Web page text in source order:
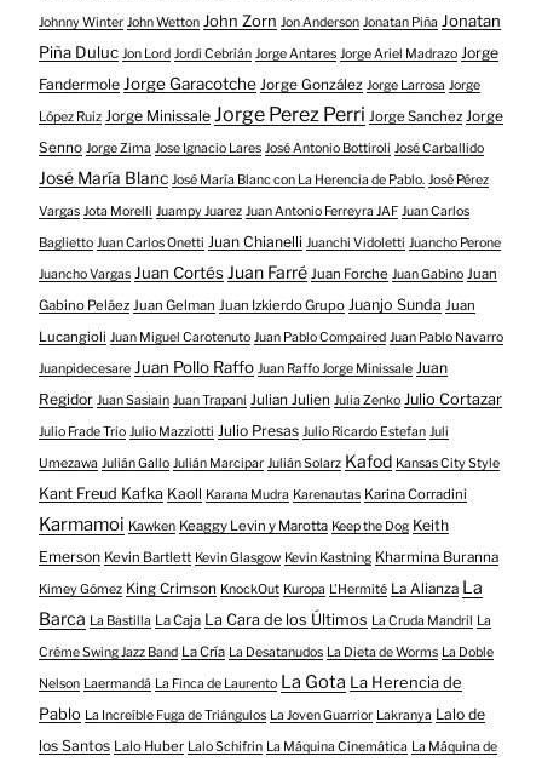
Johnny Winter John Wetton John Zorn Jon Anderson Jonatan Piña Jonatan
Piña Duluc Jon Lord Jordi Cebrián Jorge Antares Jorge Ariel Madrazo Jorge
Fandermole Jorge Garacotche Jorge González Jorge Larrosa Jorge
López Ruiz Jorge Minissale Jorge Perez Perri Jorge Sanchez Jorge
Senno Jorge Zima Jose Ignacio Lares José Antonio Bottiroli José Carballido
José María Blanc José María Blanc con La Herencia de Pablo. José Pérez
Vargas Jota Morelli Juampy Juarez Juan Antonio Ferreyra JAF Juan Carlos
Baglietto Juan Carlos Onetti Juan Chianelli Juanchi Vidoletti Juancho Perone
Juancho Vargas Juan Cortés Juan Farré Juan Forche Juan Gabino Juan
Gabino Peláez Juan Gelman Juan Izkierdo Grupo Juanjo Sunda Juan
Lucangioli Juan Miguel Carotenuto Juan Pablo Compaired Juan Pablo Navarro
Juanpidecesare Juan Pollo Raffo Juan Raffo Jorge Minissale Juan
Regidor Juan Sasiain Juan Trapani Julian Julien Julia Zenko Julio Cortazar
Julio Frade Trio Julio Mazziotti Julio Presas Julio Ricardo Estefan Juli
Umezawa Julián Gallo Julián Marcipar Julián Solarz Kafod Kansas City Style
Kant Freud Kafka Kaoll Karana Mudra Karenautas Karina Corradini
Karmamoi Kawken Keaggy Levin y Marotta Keep the Dog Keith
Emerson Kevin Bartlett Kevin Glasgow Kevin Kastning Kharmina Buranna
Kimey Gómez King Crimson KnockOut Kuropa L'Hermité La Alianza La
Barca La Bastilla La Caja La Cara de los Últimos La Cruda Mandril La
Créme Swing Jazz Band La Cría La Desatanudos La Dieta de Worms La Doble
Nelson Laermandá La Finca de Laurento La Gota La Herencia de
Pablo La Increíble Fuga de Triángulos La Joven Guarrior Lakranya Lalo de
los Santos Lalo Huber Lalo Schifrin La Máquina Cinemática La Máquina de